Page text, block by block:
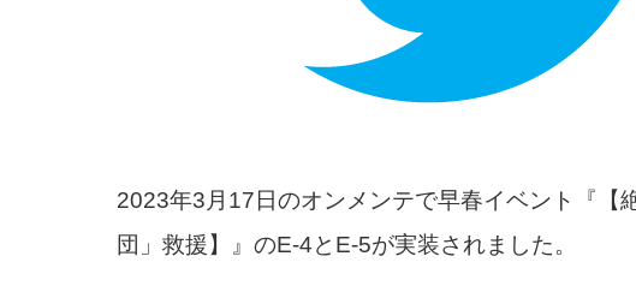
2023年3月17日のオンメンテで早春イベント『【
団」救援】』のE-4とE-5が実装されました。